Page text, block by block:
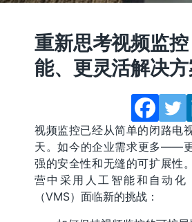
重新思考视频监
能、更灵活解决方
视频监控已经从简单的闭路电
天。如今的企业需求更多——
强的安全性和无缝的可扩展性
营中采用人工智能和自动化
（VMS）面临新的挑战：